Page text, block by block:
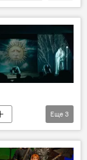
Еще 3